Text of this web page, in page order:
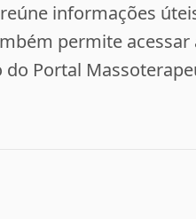
informações
permite acessar
Portal